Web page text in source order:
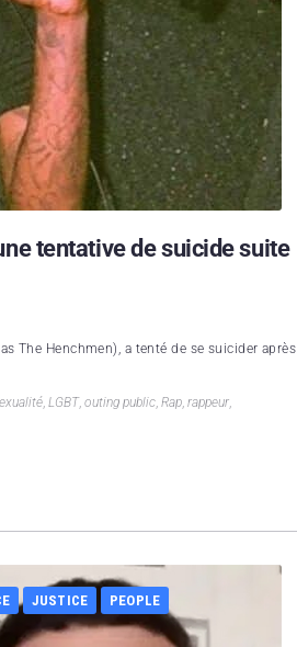
tentative de suicide suite
The Henchmen), a tenté de se suicider après
, LGBT, outing public, Rap, rappeur,
JUSTICE
PEOPLE